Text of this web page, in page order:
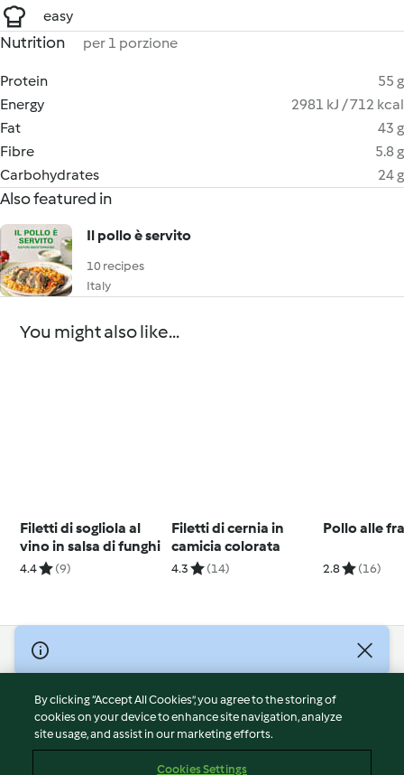
easy
Nutrition per 1 porzione
Protein
55 g
Energy
2981 kJ / 712 kcal
Fat
43 g
Fibre
5.8 g
Carbohydrates
24 g
Also featured in
Il pollo è servito
10 recipes
Italy
You might also like...
Filetti di sogliola al
vino in salsa di funghi
4.4 (9)
Filetti di cernia in
camicia colorata
4.3 (14)
Pollo alle
2.8 (16)
© Copyright 2026
Terms of Service
Privacy Policy
Disclaimer
By clicking “Accept All Cookies”, you agree to the storing of
cookies on your device to enhance site navigation, analyze
site usage, and assist in our marketing efforts.
Cookies Settings